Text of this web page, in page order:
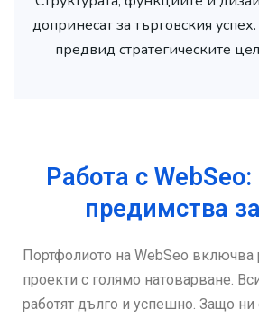
допринесат за търговския
предвид стратегическите
Работа с
предимства
Портфолиото на WebSeo включва
проекти с голямо натоварване.
работят дълго и успешно. Защо ни